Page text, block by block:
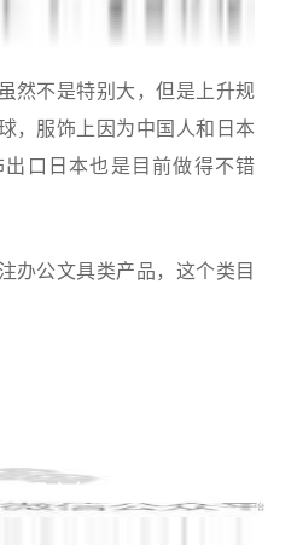
然不是特别大，但是上升规
，服饰上因为中国人和日本
口日本也是目前做得不错
办公文具类产品，这个类目